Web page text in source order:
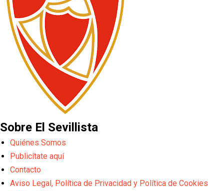
Sobre El Sevillista
Quiénes Somos
Publicítate aquí
Contacto
Aviso Legal, Política de Privacidad y Política de Cookies